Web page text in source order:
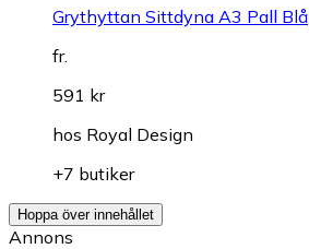
Grythyttan Sittdyna A3 Pall Blå
fr.
591 kr
hos Royal Design
+7 butiker
Hoppa över innehållet
Annons